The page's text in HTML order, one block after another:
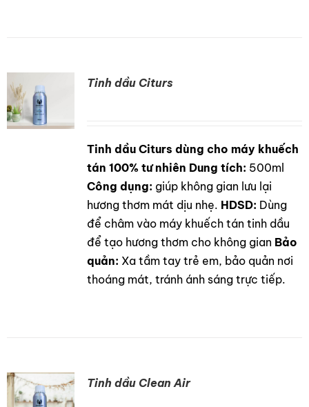
Tinh dầu Citurs
Tinh dầu Citurs dùng cho máy khuếch
tán 100% tư nhiên Dung tích: 500ml
Công dụng: giúp không gian lưu lại
hương thơm mát dịu nhẹ. HDSD: Dùng
để châm vào máy khuếch tán tinh dầu
để tạo hương thơm cho không gian Bảo
quản: Xa tầm tay trẻ em, bảo quản nơi
thoáng mát, tránh ánh sáng trực tiếp.
Tinh dầu Clean Air